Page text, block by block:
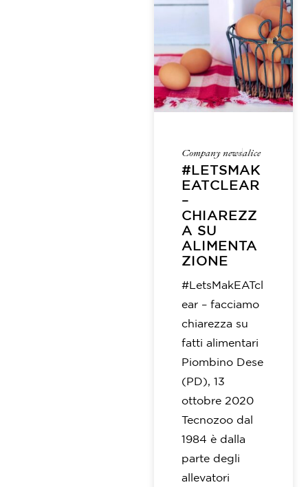
Company newsalice
#LETSMAK
EATCLEAR
–
CHIAREZZ
A SU
ALIMENTA
ZIONE
#LetsMakEATcl
ear – facciamo
chiarezza su
fatti alimentari
Piombino Dese
(PD), 13
ottobre 2020
Tecnozoo dal
1984 è dalla
parte degli
allevatori